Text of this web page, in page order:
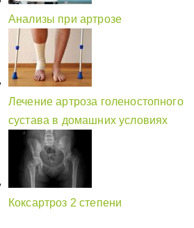
Анализы при артрозе
Лечение артроза голеностопного
сустава в домашних условиях
Коксартроз 2 степени